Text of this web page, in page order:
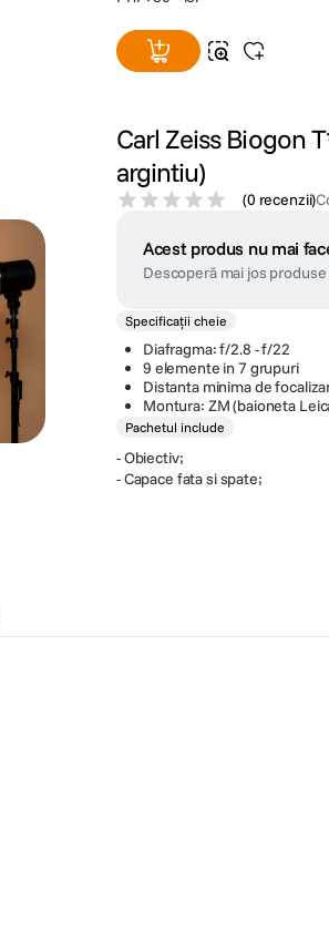
Carl Zeiss Biogon
argintiu)
(0 recenzii)
Acest produs nu mai
Descoperă mai jos
Specificații cheie
Diafragma: f/2.8 - f/22
9 elemente in 7 grupuri
Distanta minima de
Montura: ZM (baioneta
Pachetul include
- Obiectiv;
- Capace fata si spate;